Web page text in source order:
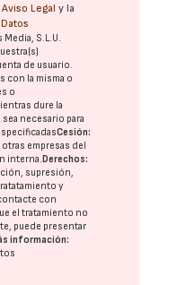
Aviso Legal y la
S.L.U.
de usuario.
con la misma o
o
dure la
necesario para
Cesión:
otras empresas del
interna.Derechos:
supresión,
y
con
el tratamiento no
puede presentar
información: